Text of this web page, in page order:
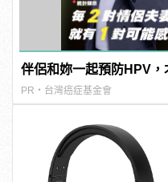
伴侶和妳一起預防HPV，
PR・台灣癌症基金會